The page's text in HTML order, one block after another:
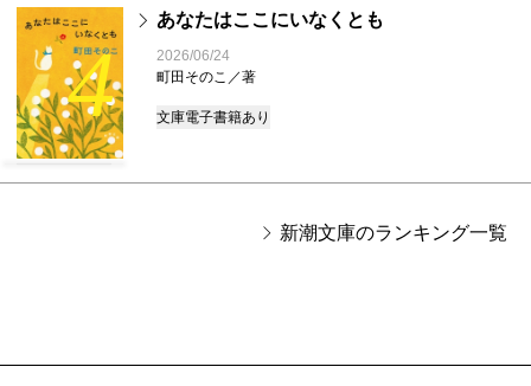
4
あなたはここにいなくとも
2026/06/24
町田そのこ／著
文庫電子書籍あり
新潮文庫のランキング一覧